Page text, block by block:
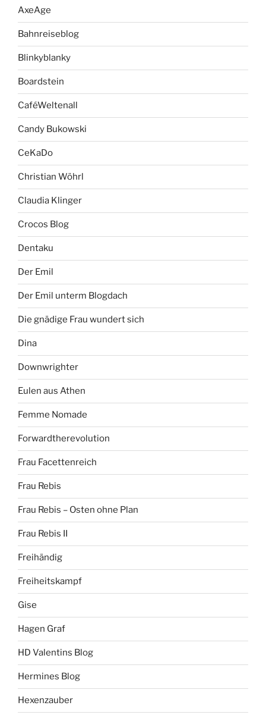
AxeAge
Bahnreiseblog
Blinkyblanky
Boardstein
CaféWeltenall
Candy Bukowski
CeKaDo
Christian Wöhrl
Claudia Klinger
Crocos Blog
Dentaku
Der Emil
Der Emil unterm Blogdach
Die gnädige Frau wundert sich
Dina
Downwrighter
Eulen aus Athen
Femme Nomade
Forwardtherevolution
Frau Facettenreich
Frau Rebis
Frau Rebis – Osten ohne Plan
Frau Rebis II
Freihändig
Freiheitskampf
Gise
Hagen Graf
HD Valentins Blog
Hermines Blog
Hexenzauber